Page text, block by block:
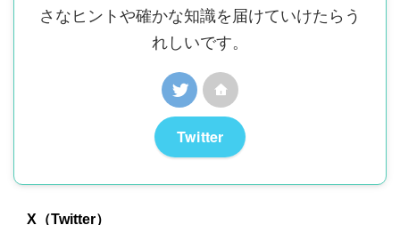
さなヒントや確かな知識を届けていけたらう
れしいです。
Twitter
X（Twitter）